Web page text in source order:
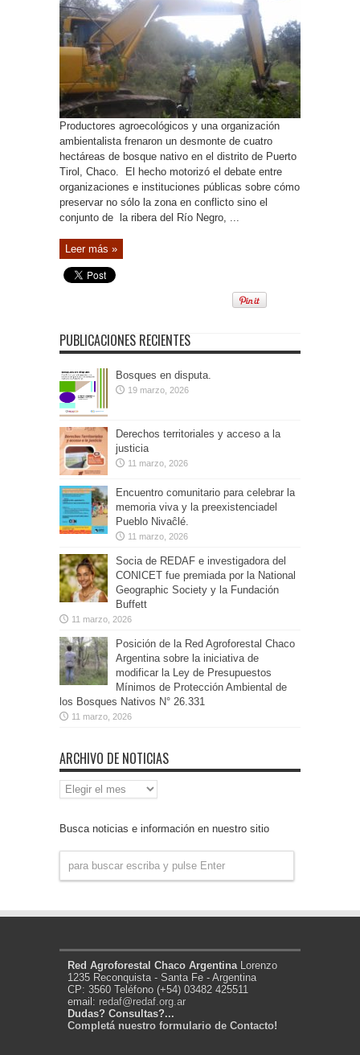
Productores agroecológicos y una organización
ambientalista frenaron un desmonte de cuatro
hectáreas de bosque nativo en el distrito de Puerto
Tirol, Chaco. El hecho motorizó el debate entre
organizaciones e instituciones públicas sobre cómo
preservar no sólo la zona en conflicto sino el
conjunto de la ribera del Río Negro, ...
Leer más »
PUBLICACIONES RECIENTES
Bosques en disputa.
19 marzo, 2026
Derechos territoriales y acceso a la
justicia
11 marzo, 2026
Encuentro comunitario para celebrar la
memoria viva y la preexistenciadel
Pueblo Nivaĉlé.
11 marzo, 2026
Socia de REDAF e investigadora del
CONICET fue premiada por la National
Geographic Society y la Fundación
Buffett
11 marzo, 2026
Posición de la Red Agroforestal Chaco
Argentina sobre la iniciativa de
modificar la Ley de Presupuestos
Mínimos de Protección Ambiental de
los Bosques Nativos N° 26.331
11 marzo, 2026
ARCHIVO DE NOTICIAS
Archivo
de
Busca noticias e información en nuestro sitio
Red Agroforestal Chaco Argentina Lorenzo
1235 Reconquista - Santa Fe - Argentina
CP: 3560 Teléfono (+54) 03482 425511
email: redaf@redaf.org.ar
Dudas? Consultas?...
Completá nuestro formulario de Contacto!